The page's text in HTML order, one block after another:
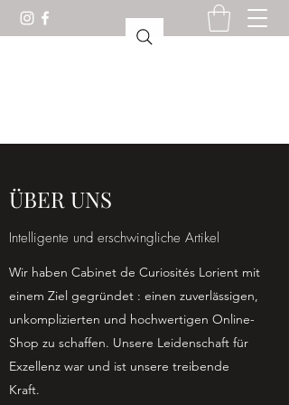
ÜBER UNS
Intelligente und erschwingliche Artikel
Wir haben Cabinet de Curiosités Lorient mit
einem Ziel gegründet : einen zuverlässigen,
unkomplizierten und hochwertigen Online-
Shop zu schaffen. Unsere Leidenschaft für
Exzellenz war und ist unsere treibende
Kraft.